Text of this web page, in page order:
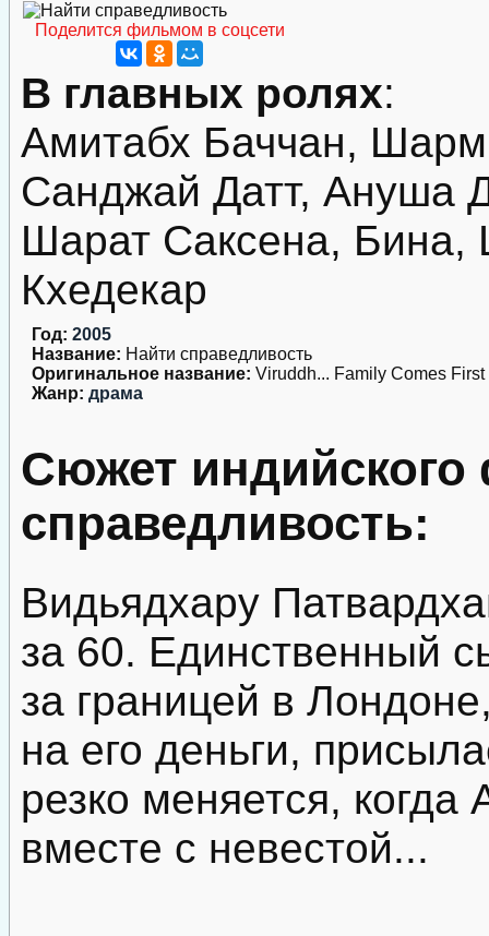
Поделится фильмом в соцсети
В главных ролях:
Амитабх Баччан,
Санджай Датт, Ануша
Шарат Саксена,
Кхедекар
Год: 2005
Название: Найти справедливость
Оригинальное название: Viruddh... Family Comes First
Жанр: драма
Сюжет
справедливость:
Видьядхару
за 60. Единственный
за границей в
на его деньги,
резко меняется,
вместе с невестой...